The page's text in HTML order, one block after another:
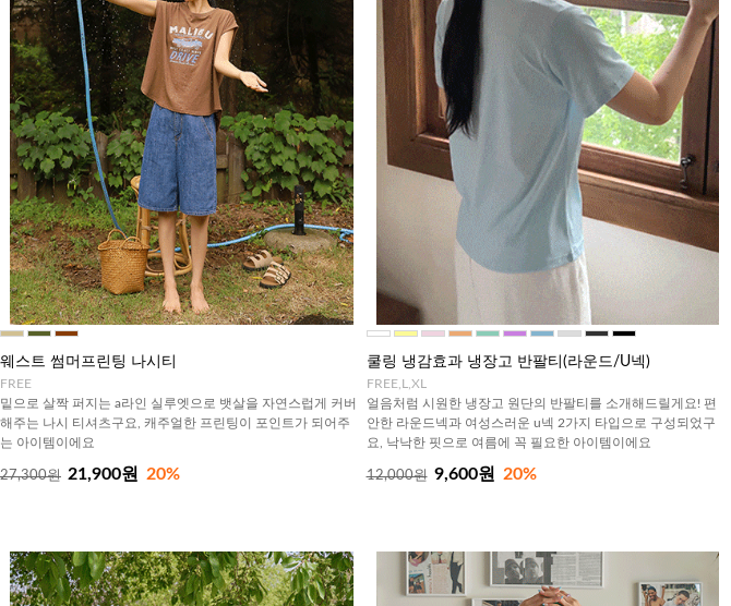
웨스트 썸머프린팅 나시티
FREE
밑으로 살짝 퍼지는 a라인 실루엣으로 뱃살을 자연스럽게 커버
해주는 나시 티셔츠구요, 캐주얼한 프린팅이 포인트가 되어주
는 아이템이에요
27,300원 21,900원 20%
쿨링 냉감효과 냉장고 반팔티(라운드/U넥)
FREE,L,XL
얼음처럼 시원한 냉장고 원단의 반팔티를 소개해드릴게요! 편
안한 라운드넥과 여성스러운 u넥 2가지 타입으로 구성되었구
요, 낙낙한 핏으로 여름에 꼭 필요한 아이템이에요
12,000원 9,600원 20%